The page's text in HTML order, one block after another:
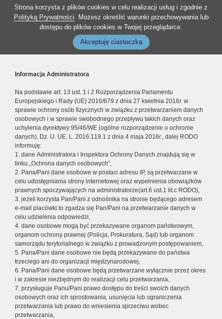
Strona korzysta z plików cookies w celu realizacji usług i zgodnie z
Polityką Prywatności. Możesz określić warunki przechowywania lub
dostępu do plików cookies w Twojej przeglądarce.
Akceptuję ciasteczka
Informacja Administratora
Na podstawie art. 13 ust. 1 i 2 Rozporządzenia Parlamentu
Europejskiego i Rady (UE) 2016/679 z dnia 27 kwietnia 2016r. w
sprawie ochrony osób fizycznych w związku z przetwarzaniem danych
osobowych i w sprawie swobodnego przepływu takich danych oraz
uchylenia dyrektywy 95/46/WE (ogólne rozporządzenie o ochronie
danych), Dz. U. UE. L. 2016.119.1 z dnia 4 maja 2016r., dalej RODO
informuję:
1. dane Administratora i Inspektora Ochrony Danych znajdują się w
linku „Ochrona danych osobowych”,
2. Pana/Pani dane osobowe w postaci adresu IP, są przetwarzane w
celu udostępniania strony internetowej oraz wypełnienia obowiązków
prawnych spoczywających na administratorze(art.6 ust.1 lit.c RODO),
3. jeżeli korzysta Pan/Pani z odnośnika na stronie będącego adresem
e-mail placówki to zgadza się Pan/Pani na przetwarzanie danych w
celu udzielenia odpowiedzi,
4. dane osobowe mogą być przekazywane organom państwowym,
organom ochrony prawnej (Policja, Prokuratura, Sąd) lub organom
samorządu terytorialnego w związku z prowadzonym postępowaniem,
5. Pana/Pani dane osobowe nie będą przekazywane do państwa
trzeciego ani do organizacji międzynarodowej,
6. Pana/Pani dane osobowe będą przetwarzane wyłącznie przez okres
i w zakresie niezbędnym do realizacji celu przetwarzania,
7. przysługuje Panu/Pani prawo dostępu do treści swoich danych
osobowych oraz ich sprostowania, usunięcia lub ograniczenia
przetwarzania lub prawo do wniesienia sprzeciwu wobec
przetwarzania,